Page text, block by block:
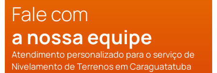
Fale com
a nossa equipe
Atendimento personalizado para o serviço de
Nivelamento de Terrenos em Caraguatatuba